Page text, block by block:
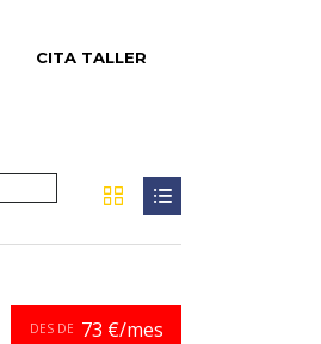
CITA TALLER
DES DE 73 €/mes